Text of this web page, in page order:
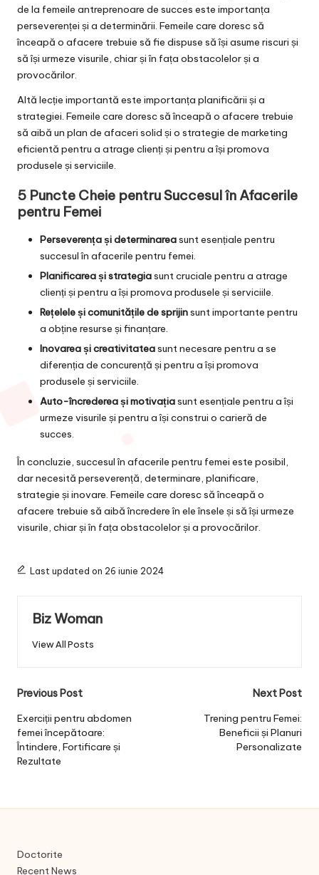
de la femeile antreprenoare de succes este importanța
perseverenței și a determinării. Femeile care doresc să
înceapă o afacere trebuie să fie dispuse să își asume riscuri și
să își urmeze visurile, chiar și în fața obstacolelor și a
provocărilor.
Altă lecție importantă este importanța planificării și a
strategiei. Femeile care doresc să înceapă o afacere trebuie
să aibă un plan de afaceri solid și o strategie de marketing
eficientă pentru a atrage clienți și pentru a își promova
produsele și serviciile.
5 Puncte Cheie pentru Succesul în Afacerile
pentru Femei
Perseverența și determinareasunt esențiale pentru
succesul în afacerile pentru femei.
Planificarea și strategiasunt cruciale pentru a atrage
clienți și pentru a își promova produsele și serviciile.
Rețelele și comunitățile de sprijinsunt importante pentru
a obține resurse și finanțare.
Inovarea și creativitateasunt necesare pentru a se
diferenția de concurență și pentru a își promova
produsele și serviciile.
Auto-încrederea și motivațiasunt esențiale pentru a își
urmeze visurile și pentru a își construi o carieră de
succes.
În concluzie, succesul în afacerile pentru femei este posibil,
dar necesită perseverență, determinare, planificare,
strategie și inovare. Femeile care doresc să înceapă o
afacere trebuie să aibă încredere în ele însele și să își urmeze
visurile, chiar și în fața obstacolelor și a provocărilor.
Last updated on 26 iunie 2024
Biz Woman
View All Posts
Post
navigation
Previous Post
Exerciții pentru abdomen
femei începătoare:
Întindere, Fortificare și
Rezultate
Next Post
Trening pentru Femei:
Beneficii și Planuri
Personalizate
Doctorite
Recent News